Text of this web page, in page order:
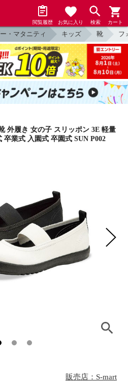
閲覧履歴 お気に入り 検索 カート
・マタニティ キッズ 靴 フ
外履き 女の子 スリッポン 3E 軽量
業式 入園式 卒園式 SUN P002
販売店：S-mart